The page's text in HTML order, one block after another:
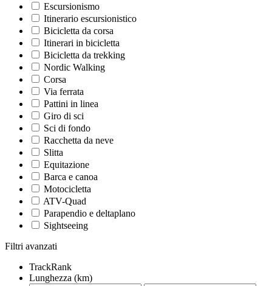
Escursionismo
Itinerario escursionistico
Bicicletta da corsa
Itinerari in bicicletta
Bicicletta da trekking
Nordic Walking
Corsa
Via ferrata
Pattini in linea
Giro di sci
Sci di fondo
Racchetta da neve
Slitta
Equitazione
Barca e canoa
Motocicletta
ATV-Quad
Parapendio e deltaplano
Sightseeing
Filtri avanzati
TrackRank
Lunghezza (km)